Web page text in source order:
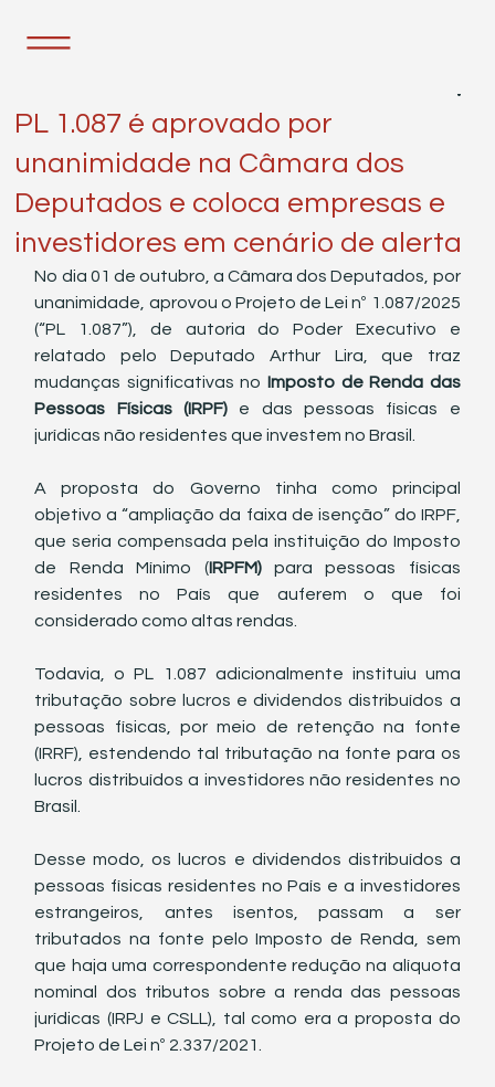
PL 1.087 é aprovado por
unanimidade na Câmara dos
Deputados e coloca empresas e
investidores em cenário de alerta
No dia 01 de outubro, a Câmara dos Deputados, por
unanimidade, aprovou o Projeto de Lei nº 1.087/2025
(“PL 1.087”), de autoria do Poder Executivo e
relatado pelo Deputado Arthur Lira, que traz
mudanças significativas no Imposto de Renda das
Pessoas Físicas (IRPF) e das pessoas físicas e
jurídicas não residentes que investem no Brasil.
A proposta do Governo tinha como principal
objetivo a “ampliação da faixa de isenção” do IRPF,
que seria compensada pela instituição do Imposto
de Renda Mínimo (IRPFM) para pessoas físicas
residentes no País que auferem o que foi
considerado como altas rendas.
Todavia, o PL 1.087 adicionalmente instituiu uma
tributação sobre lucros e dividendos distribuídos a
pessoas físicas, por meio de retenção na fonte
(IRRF), estendendo tal tributação na fonte para os
lucros distribuídos a investidores não residentes no
Brasil.
Desse modo, os lucros e dividendos distribuídos a
pessoas físicas residentes no País e a investidores
estrangeiros, antes isentos, passam a ser
tributados na fonte pelo Imposto de Renda, sem
que haja uma correspondente redução na alíquota
nominal dos tributos sobre a renda das pessoas
jurídicas (IRPJ e CSLL), tal como era a proposta do
Projeto de Lei nº 2.337/2021.